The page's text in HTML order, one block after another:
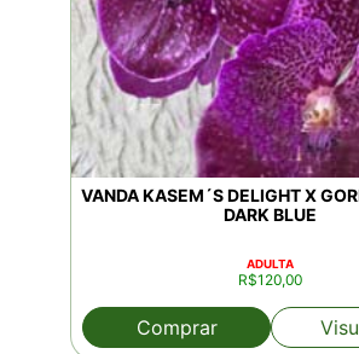
VANDA KASEM´S DELIGHT X
DARK BLUE
ADULTA
R$120,00
Comprar